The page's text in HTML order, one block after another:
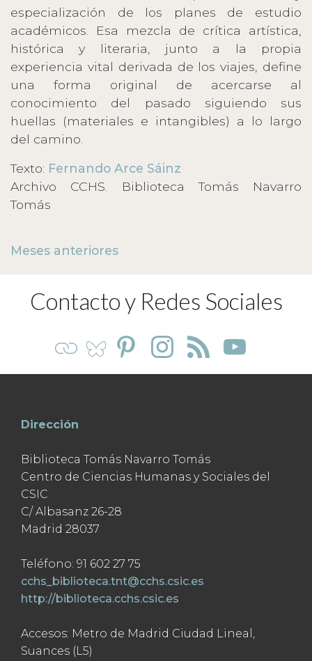
especialización de los planes de estudio
académicos. Esa mezcla de crítica artística,
histórica y literaria, junto a la propia
experiencia vital derivada de los viajes, define
una forma original de acercarse al
conocimiento del pasado siguiendo sus
huellas (materiales e intangibles) a lo largo
del camino.
Texto: Fernando Arce Sáinz
Archivo CCHS. Biblioteca Tomás Navarro
Tomás
Meses anteriores
Contacto y Redes Sociales
Dirección
Biblioteca Tomás Navarro Tomás
Centro de Ciencias Humanas y Sociales del
CSIC
C/ Albasanz 26-28
Madrid 28037
Teléfono: 91 602 27 75
cchs_biblioteca.tnt@cchs.csic.es
http://biblioteca.cchs.csic.es
Accesos: Metro de Madrid Ciudad Lineal,
Suances (L5)